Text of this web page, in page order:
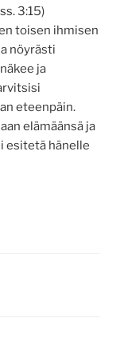
3:15)
toisen ihmisen
nöyrästi
ja
eteenpäin.
elämäänsä ja
esitetä hänelle